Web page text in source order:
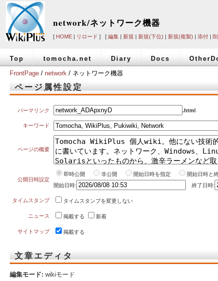
network/ネットワーク機器
[ HOME | リロード ] [ 編集 | 新規 | 新規(下位) | 新規(複製) | 添付 |
Top tomocha.net Diary Docs
FrontPage / network / ネットワーク機器
ページ属性設定
パーマリンク .html
キーワード
ページの概要
公開日時設定
即時公開 非公開 開始日時を指定
開始日時と
開始日時:
終了日時:
タイムスタンプ タイムスタンプを変更しない
ニュース 掲載する 新着
サイトマップ 掲載する
文章エディタ
編集モード: wikiモード